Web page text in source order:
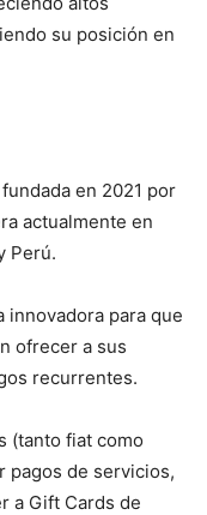
su posición en
en 2021 por
actualmente en
Perú.
para que
ofrecer a sus
recurrentes.
(tanto fiat como
pagos de servicios,
a Gift Cards de